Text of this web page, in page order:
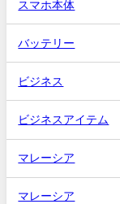
スマホ本体
バッテリー
ビジネス
ビジネスアイテム
マレーシア
マレーシア